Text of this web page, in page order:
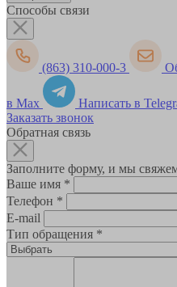
Способы связи
(863) 310-000-3
в Max
Написать в
Заказать звонок
Обратная связь
Заполните форму, и мы
Ваше имя *
Телефон *
E-mail
Тип обращения *